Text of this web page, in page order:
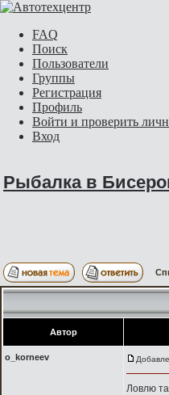
FAQ
Поиск
Пользователи
Группы
Регистрация
Профиль
Войти и проверить
Вход
Рыбалка в
Автор
o_korneev
Ловлю